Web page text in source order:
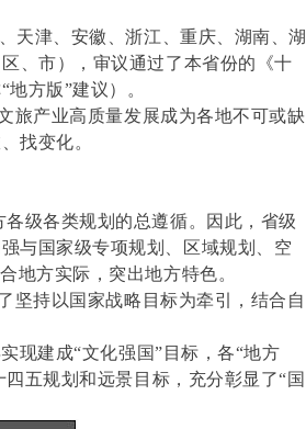
天津、安徽、浙江、重庆、湖南、湖
、市），审议通过了本省份的《十
方版”建议）。
旅产业高质量发展成为各地不可或缺
找变化。
级各类规划的总遵循。因此，省级
与国家级专项规划、区域规划、空
地方实际，突出地方特色。
坚持以国家战略目标为牵引，结合自
现建成“文化强国”目标，各“地方
五规划和远景目标，充分彰显了“国